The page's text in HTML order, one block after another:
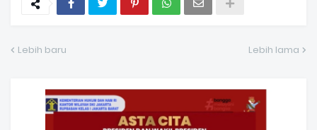
Lebih baru Lebih lama